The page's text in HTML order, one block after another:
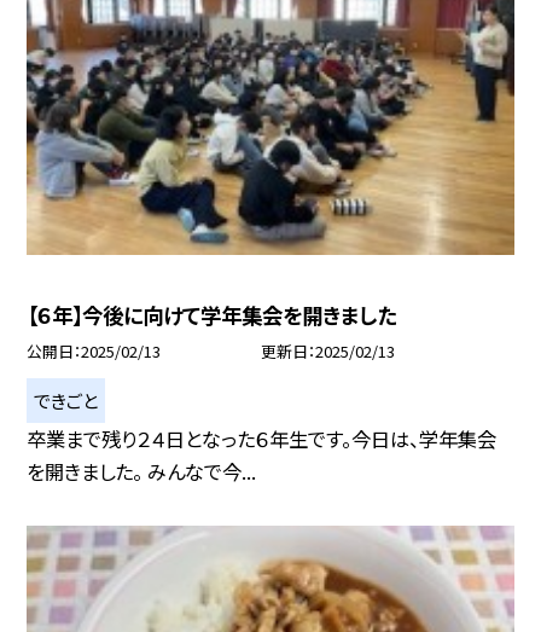
【６年】今後に向けて学年集会を開きました
公開日 2025/02/13 更新日 2025/02/13
できごと
卒業まで残り２４日となった６年生です。今日は、学年集会
を開きました。 みんなで今...